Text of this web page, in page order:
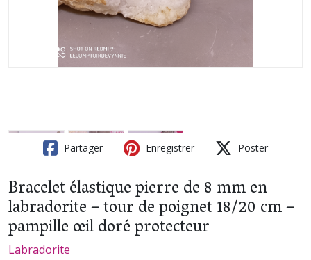
Partager Enregistrer Poster
Bracelet élastique pierre de 8 mm en
labradorite – tour de poignet 18/20 cm –
pampille œil doré protecteur
Labradorite